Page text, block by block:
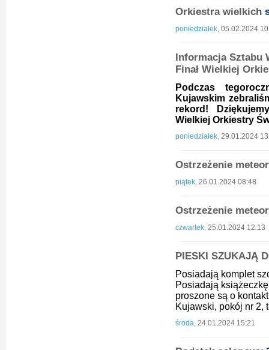
Orkiestra wielkich
poniedziałek, 05.02.2024
Informacja Sztabu
Finał Wielkiej
Podczas
Kujawskim
rekord!
Wielkiej Orkiestry
poniedziałek, 29.01.2024
Ostrzeżenie
piątek, 26.01.2024 08:48
Ostrzeżenie
czwartek, 25.01.2024 12:13
PIESKI SZUKAJĄ
Posiadają komplet
Posiadają
proszone są o
Kujawski, pokój nr 2,
środa, 24.01.2024 15:21